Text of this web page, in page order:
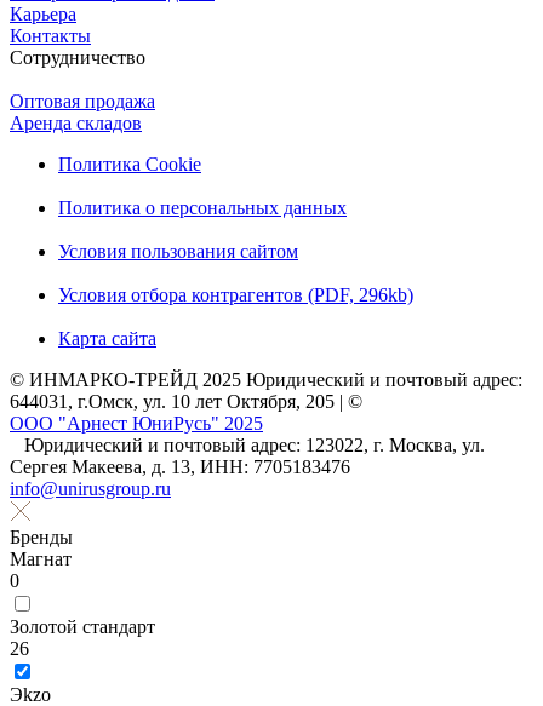
Карьера
Контакты
Сотрудничество
Оптовая продажа
Аренда складов
Политика Cookie
Политика о персональных данных
Условия пользования сайтом
Условия отбора контрагентов (PDF, 296kb)
Карта сайта
© ИНМАРКО-ТРЕЙД 2025 Юридический и почтовый адрес:
644031, г.Омск, ул. 10 лет Октября, 205 | ©
ООО "Арнест ЮниРусь" 2025
Юридический и почтовый адрес: 123022, г. Москва, ул.
Сергея Макеева, д. 13, ИНН: 7705183476
info@unirusgroup.ru
Бренды
Магнат
0
Золотой стандарт
26
Эkzо